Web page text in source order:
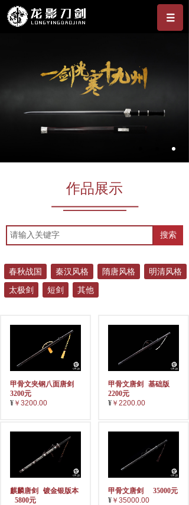
作品展示
搜索
春秋战国 秦汉风格 隋唐风格
明清风格
太极剑
短剑 其他
甲骨文夹钢八面唐剑
3200元
¥ ￥3200.00
甲骨文唐剑
基础版
2200元
¥ ￥2200.00
麒麟唐剑
镀金银版本
5800元
甲骨文唐剑
35000元
¥ ￥35000.00